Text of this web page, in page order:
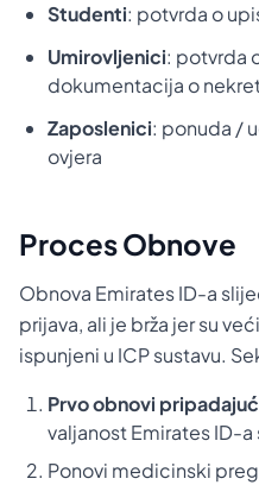
Studenti: potvrda o
Umirovljenici: potvrda
dokumentacija o
Zaposlenici: ponuda /
ovjera
Proces Obnove
Obnova Emirates ID-a
prijava, ali je brža jer su
ispunjeni u ICP sustavu.
Prvo obnovi
valjanost Emirates ID-
Ponovi medicinski